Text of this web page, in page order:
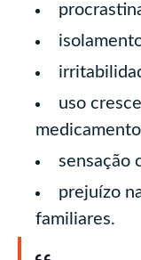
uso
sensação
prejuízo
familiares.